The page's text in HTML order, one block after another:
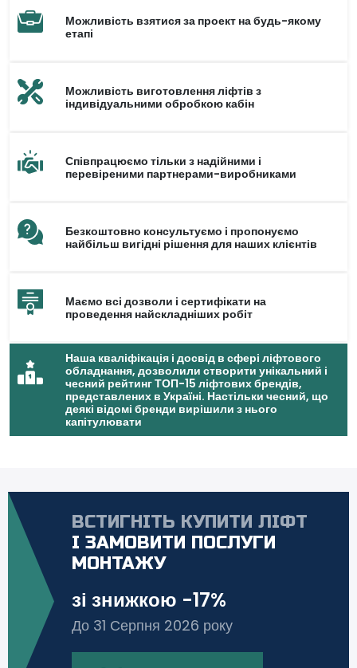
Можливість взятися за проект на будь-якому
етапі
Можливість виготовлення ліфтів з
індивідуальними обробкою кабін
Співпрацюємо тільки з надійними і
перевіреними партнерами-виробниками
Безкоштовно консультуємо і пропонуємо
найбільш вигідні рішення для наших клієнтів
Маємо всі дозволи і сертифікати на
проведення найскладніших робіт
Наша кваліфікація і досвід в сфері ліфтового
обладнання, дозволили створити унікальний і
чесний рейтинг ТОП-15 ліфтових брендів,
представлених в Україні. Настільки чесний, що
деякі відомі бренди вирішили з нього
капітулювати
ВСТИГНІТЬ КУПИТИ ЛІФТ
І ЗАМОВИТИ ПОСЛУГИ
МОНТАЖУ
зі знижкою -17%
До 31 Серпня 2026 року